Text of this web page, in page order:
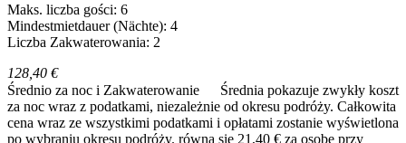
Maks. liczba gości: 6
Mindestmietdauer (Nächte): 4
Liczba Zakwaterowania: 2
128,40 €
Średnio za noc i Zakwaterowanie
Średnia pokazuje zwykły koszt
za noc wraz z podatkami, niezależnie od okresu podróży. Całkowita
cena wraz ze wszystkimi podatkami i opłatami zostanie wyświetlona
po wybraniu okresu podróży. równa się 21,40 € za osobę przy